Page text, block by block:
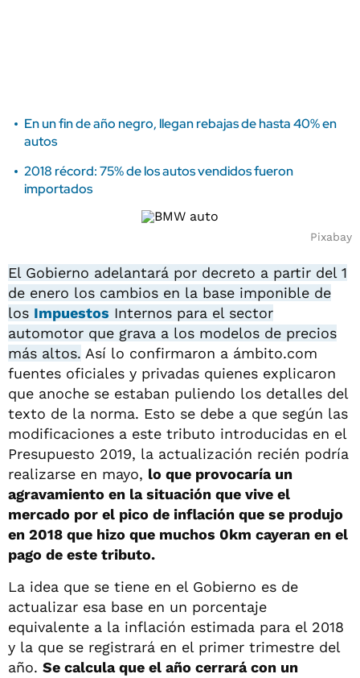
En un fin de año negro, llegan rebajas de hasta 40% en
autos
2018 récord: 75% de los autos vendidos fueron
importados
Pixabay
El Gobierno adelantará por decreto a partir del 1
de enero los cambios en la base imponible de
los Impuestos Internos para el sector
automotor que grava a los modelos de precios
más altos. Así lo confirmaron a ámbito.com
fuentes oficiales y privadas quienes explicaron
que anoche se estaban puliendo los detalles del
texto de la norma. Esto se debe a que según las
modificaciones a este tributo introducidas en el
Presupuesto 2019, la actualización recién podría
realizarse en mayo, lo que provocaría un
agravamiento en la situación que vive el
mercado por el pico de inflación que se produjo
en 2018 que hizo que muchos 0km cayeran en el
pago de este tributo.
La idea que se tiene en el Gobierno es de
actualizar esa base en un porcentaje
equivalente a la inflación estimada para el 2018
y la que se registrará en el primer trimestre del
año. Se calcula que el año cerrará con un